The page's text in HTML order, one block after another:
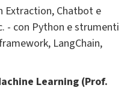
Chatbot e
- con Python e strumenti
LangChain,
Learning (Prof.